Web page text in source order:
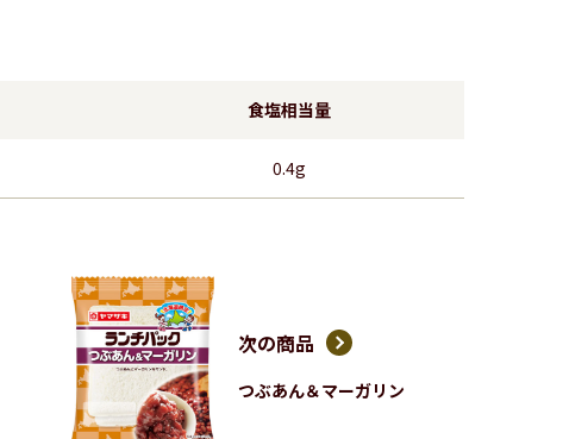
食塩相当量
0.4g
次の商品
つぶあん＆マーガリン